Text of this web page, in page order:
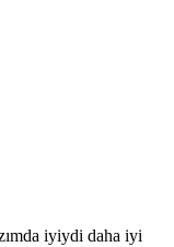
iyiydi daha iyi